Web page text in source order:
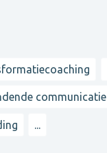
communicatie